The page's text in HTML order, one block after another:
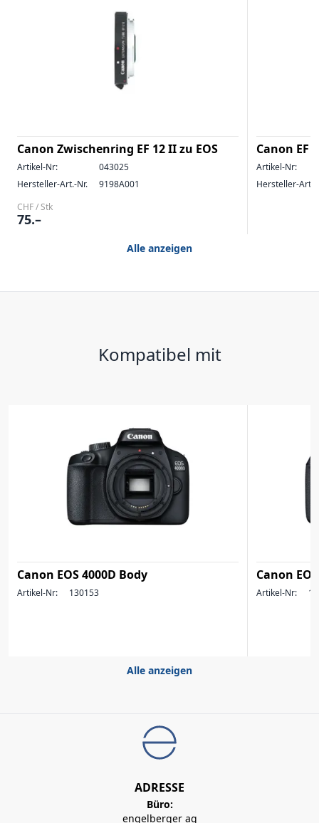
Canon Zwischenring EF 12 II zu EOS
Artikel-Nr:
043025
Hersteller-Art.-Nr.
9198A001
CHF / Stk
75.–
Canon EF
Artikel-Nr:
Hersteller-Art.-
Alle anzeigen
Kompatibel mit
Canon EOS 4000D Body
Artikel-Nr: 130153
Canon
Artikel-Nr:
Alle anzeigen
ADRESSE
Büro:
engelberger ag